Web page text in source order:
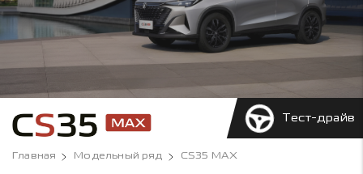
Тест-драйв
Главная Модельный ряд CS35 MAX